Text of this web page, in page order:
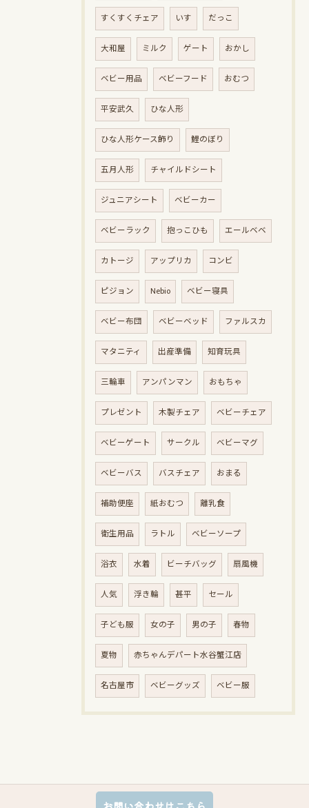
すくすくチェア いす だっこ
大和屋 ミルク ゲート おかし
ベビー用品 ベビーフード おむつ
平安武久 ひな人形
ひな人形ケース飾り 鯉のぼり
五月人形 チャイルドシート
ジュニアシート ベビーカー
ベビーラック 抱っこひも エールベベ
カトージ アップリカ コンビ
ピジョン Nebio ベビー寝具
ベビー布団 ベビーベッド ファルスカ
マタニティ 出産準備 知育玩具
三輪車 アンパンマン おもちゃ
プレゼント 木製チェア ベビーチェア
ベビーゲート サークル ベビーマグ
ベビーバス バスチェア おまる
補助便座 紙おむつ 離乳食
衛生用品 ラトル ベビーソープ
浴衣 水着 ビーチバッグ 扇風機
人気 浮き輪 甚平 セール
子ども服 女の子 男の子 春物
夏物 赤ちゃんデパート水谷蟹江店
名古屋市 ベビーグッズ ベビー服